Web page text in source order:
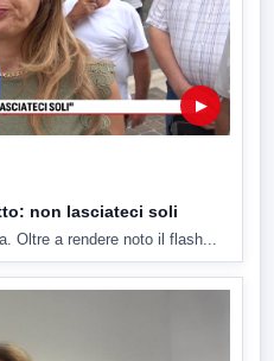
▶
non lasciateci soli
Oltre a rendere noto il flash...